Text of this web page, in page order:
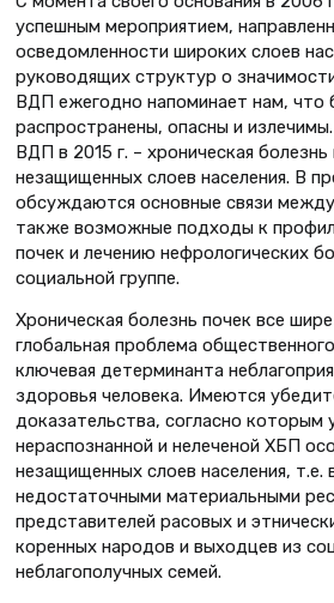
успешным мероприятием,
осведомленности широких слоев
руководящих структур о
ВДП ежегодно напоминает нам, что
распространены, опасны и
ВДП в 2015 г. – хроническая
незащищенных слоев населения. В
обсуждаются основные связи
также возможные подходы к
почек и лечению нефрологических
социальной группе.
Хроническая болезнь почек все
глобальная проблема
ключевая детерминанта
здоровья человека. Имеются
доказательства, согласно которым
нераспознанной и нелеченой ХБП
незащищенных слоев населения, т.е.
недостаточными материальными
представителей расовых и
коренных народов и выходцев из
неблагополучных семей.